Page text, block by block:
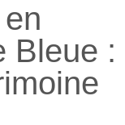
Bleue :